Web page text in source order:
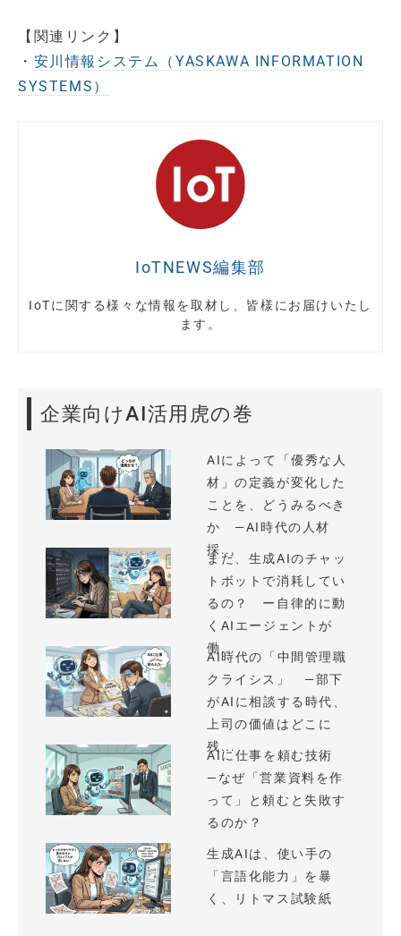
【関連リンク】
・ 安川情報システム（YASKAWA INFORMATION
SYSTEMS）
IoTNEWS編集部
IoTに関する様々な情報を取材し、皆様にお届けいたし
ます。
企業向けAI活用虎の巻
AIによって「優秀な人
材」の定義が変化した
ことを、どうみるべき
か —AI時代の人材
採...
まだ、生成AIのチャッ
トボットで消耗してい
るの？ ー自律的に動
くAIエージェントが
働...
AI時代の「中間管理職
クライシス」 —部下
がAIに相談する時代、
上司の価値はどこに
残...
AIに仕事を頼む技術
—なぜ「営業資料を作
って」と頼むと失敗す
るのか？
生成AIは、使い手の
「言語化能力」を暴
く、リトマス試験紙